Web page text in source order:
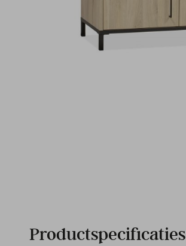
Productspecificaties